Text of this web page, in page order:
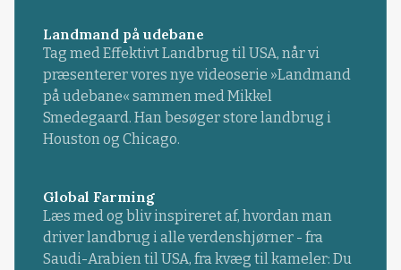
Landmand på udebane
Tag med Effektivt Landbrug til USA, når vi
præsenterer vores nye videoserie »Landmand
på udebane« sammen med Mikkel
Smedegaard. Han besøger store landbrug i
Houston og Chicago.
Global Farming
Læs med og bliv inspireret af, hvordan man
driver landbrug i alle verdenshjørner - fra
Saudi-Arabien til USA, fra kvæg til kameler: Du